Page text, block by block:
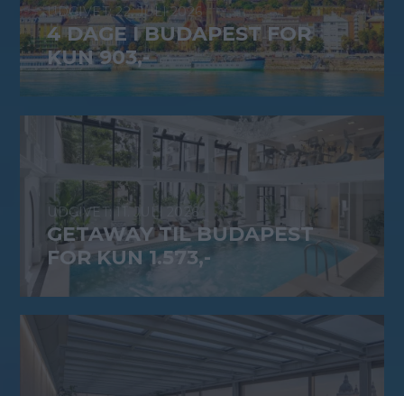
22. JULI 2026
4 DAGE I BUDAPEST FOR
KUN 903,-
11. JULI 2026
GETAWAY TIL BUDAPEST
FOR KUN 1.573,-